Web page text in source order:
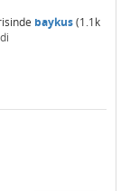
baykus(1.1k